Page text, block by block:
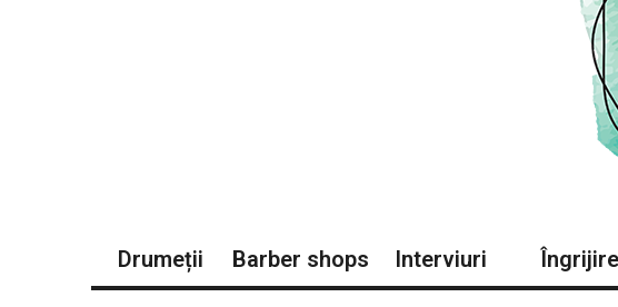
Drumeții Barber shops Interviuri Îngrijire